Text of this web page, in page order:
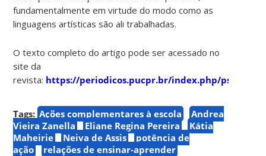
fundamentalmente em virtude do modo como as
linguagens artísticas são ali trabalhadas.
O texto completo do artigo pode ser acessado no
site da
revista: https://periodicos.pucpr.br/index.php/
Tags: Ações complementares à escola
Andrea
Vieira Zanella
Eliane Regina Pereira
Kátia
Maheirie
Neiva de Assis
potência de
ação
relações de ensinar-aprender